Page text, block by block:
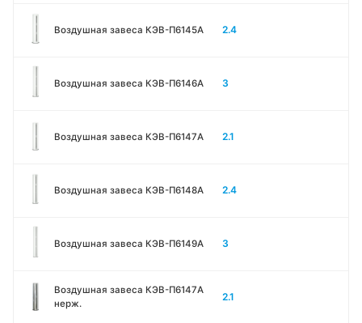
Воздушная завеса КЭВ-П6145A 2.4
Воздушная завеса КЭВ-П6146A 3
Воздушная завеса КЭВ-П6147A 2.1
Воздушная завеса КЭВ-П6148A 2.4
Воздушная завеса КЭВ-П6149A 3
Воздушная завеса КЭВ-П6147A
нерж.
2.1